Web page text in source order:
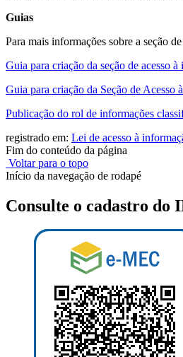
Guias
Para mais informações sobre a seção
Guia para criação da seção de acesso
Guia para criação da Seção de
Publicação do rol de informações
registrado em: Lei de acesso à
Fim do conteúdo da página
Voltar para o topo
Início da navegação de rodapé
Consulte o cadastro do